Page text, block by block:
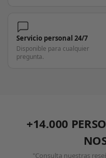
Servicio personal 24/7
Disponible para cualquier
pregunta.
+14.000
"Consulta nuestras